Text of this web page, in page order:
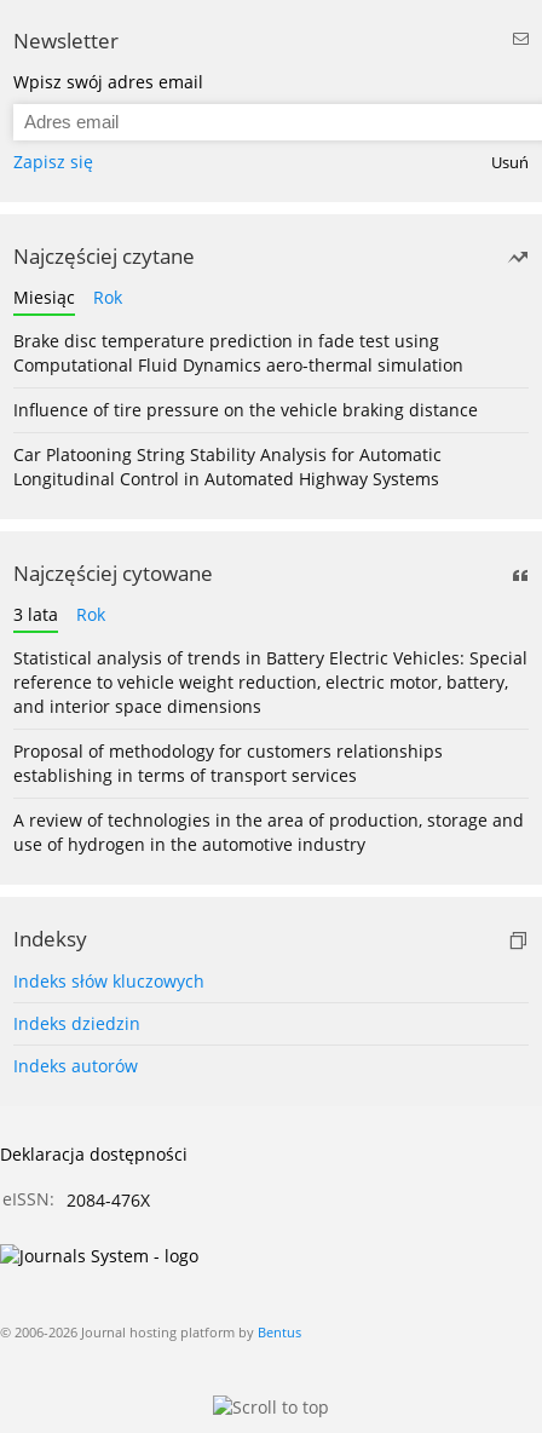
Newsletter
Wpisz swój adres email
Zapisz się Usuń
Najczęściej czytane
Miesiąc
Rok
Brake disc temperature prediction in fade test using
Computational Fluid Dynamics aero-thermal simulation
Influence of tire pressure on the vehicle braking distance
Car Platooning String Stability Analysis for Automatic
Longitudinal Control in Automated Highway Systems
Najczęściej cytowane
3 lata
Rok
Statistical analysis of trends in Battery Electric Vehicles: Special
reference to vehicle weight reduction, electric motor, battery,
and interior space dimensions
Proposal of methodology for customers relationships
establishing in terms of transport services
A review of technologies in the area of production, storage and
use of hydrogen in the automotive industry
Indeksy
Indeks słów kluczowych
Indeks dziedzin
Indeks autorów
Deklaracja dostępności
eISSN:
2084-476X
© 2006-2026 Journal hosting platform by Bentus